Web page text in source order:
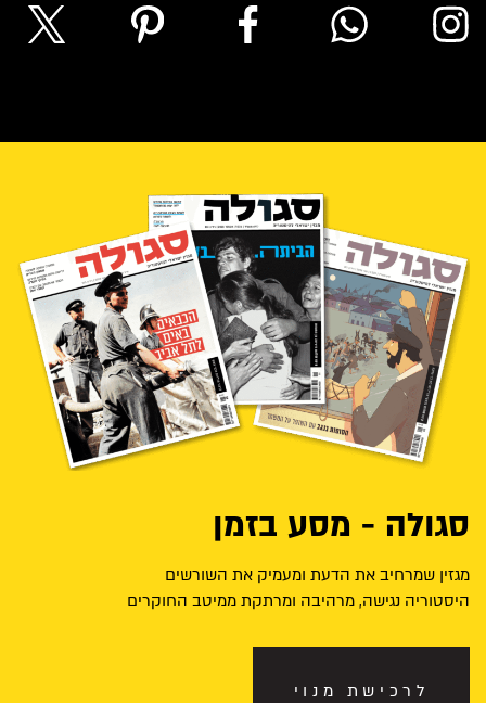
סגולה - מסע בזמן
מגזין שמרחיב את הדעת ומעמיק את השורשים
היסטוריה נגישה, מרהיבה ומרתקת ממיטב החוקרים
לרכישת מנוי